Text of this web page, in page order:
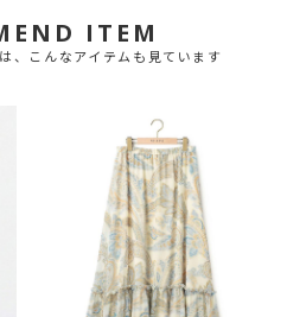
ITEM
、こんなアイテムも見ています